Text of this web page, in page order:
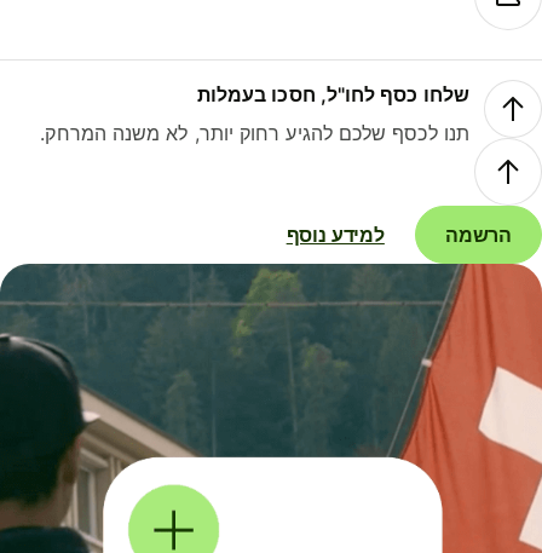
שלחו כסף לחו"ל, חסכו בעמלות
תנו לכסף שלכם להגיע רחוק יותר, לא משנה המרחק.
הרשמה למידע נוסף